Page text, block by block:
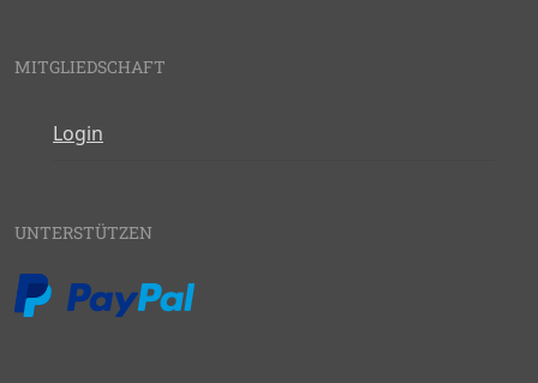
MITGLIEDSCHAFT
Login
UNTERSTÜTZEN